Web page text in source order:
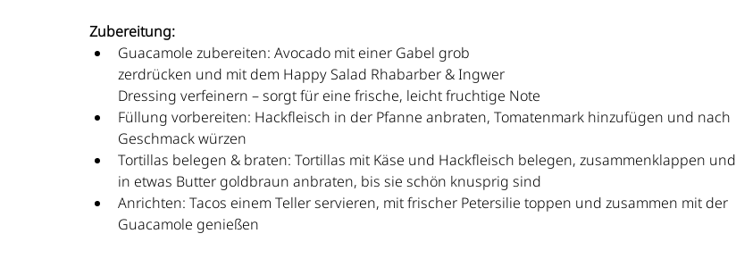
Zubereitung:
Guacamole zubereiten: Avocado mit einer Gabel grob
zerdrücken und mit dem Happy Salad Rhabarber & Ingwer
Dressing verfeinern – sorgt für eine frische, leicht fruchtige Note
Füllung vorbereiten: Hackfleisch in der Pfanne anbraten, Tomatenmark hinzufügen und nach
Geschmack würzen
Tortillas belegen & braten: Tortillas mit Käse und Hackfleisch belegen, zusammenklappen und
in etwas Butter goldbraun anbraten, bis sie schön knusprig sind
Anrichten: Tacos einem Teller servieren, mit frischer Petersilie toppen und zusammen mit der
Guacamole genießen